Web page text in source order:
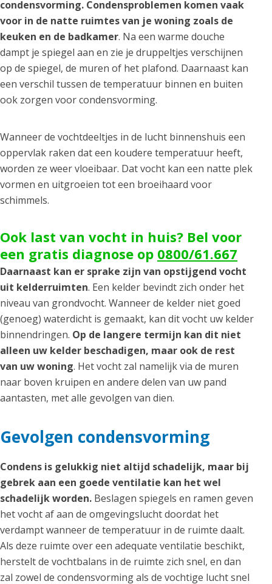
condensvorming. Condensproblemen komen vaak
voor in de natte ruimtes van je woning zoals de
keuken en de badkamer. Na een warme douche
dampt je spiegel aan en zie je druppeltjes verschijnen
op de spiegel, de muren of het plafond. Daarnaast kan
een verschil tussen de temperatuur binnen en buiten
ook zorgen voor condensvorming.
Wanneer de vochtdeeltjes in de lucht binnenshuis een
oppervlak raken dat een koudere temperatuur heeft,
worden ze weer vloeibaar. Dat vocht kan een natte plek
vormen en uitgroeien tot een broeihaard voor
schimmels.
Ook last van vocht in huis? Bel voor
een gratis diagnose op 0800/61.667
Daarnaast kan er sprake zijn van opstijgend vocht
uit kelderruimten. Een kelder bevindt zich onder het
niveau van grondvocht. Wanneer de kelder niet goed
(genoeg) waterdicht is gemaakt, kan dit vocht uw kelder
binnendringen. Op de langere termijn kan dit niet
alleen uw kelder beschadigen, maar ook de rest
van uw woning. Het vocht zal namelijk via de muren
naar boven kruipen en andere delen van uw pand
aantasten, met alle gevolgen van dien.
Gevolgen condensvorming
Condens is gelukkig niet altijd schadelijk, maar bij
gebrek aan een goede ventilatie kan het wel
schadelijk worden. Beslagen spiegels en ramen geven
het vocht af aan de omgevingslucht doordat het
verdampt wanneer de temperatuur in de ruimte daalt.
Als deze ruimte over een adequate ventilatie beschikt,
herstelt de vochtbalans in de ruimte zich snel, en dan
zal zowel de condensvorming als de vochtige lucht snel